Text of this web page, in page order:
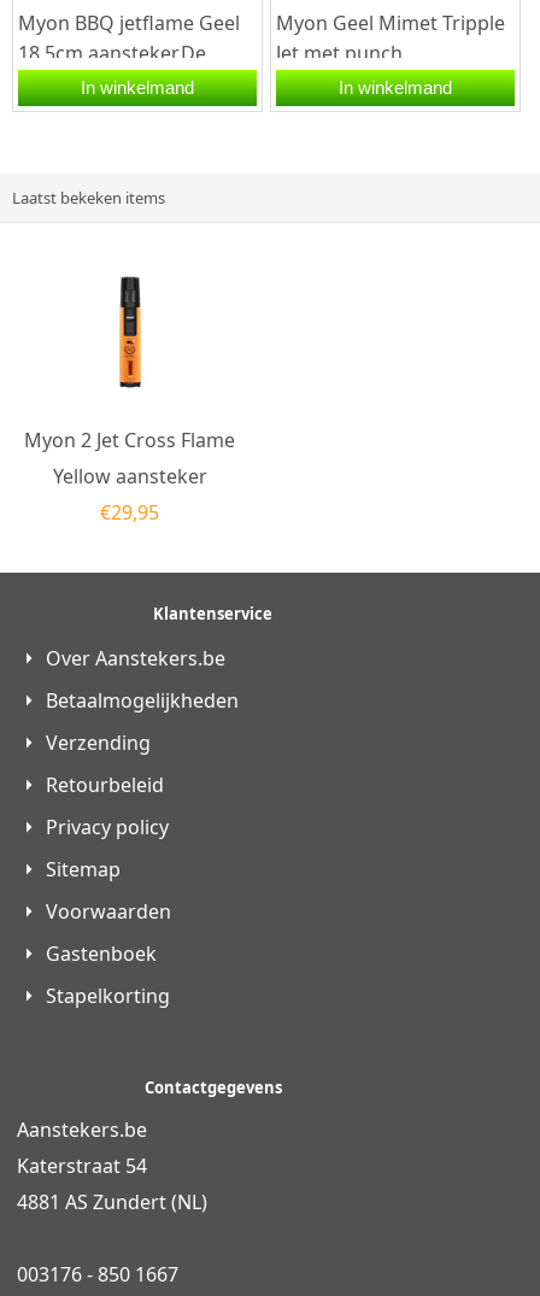
Myon BBQ jetflame Geel
18,5cm aansteker.De
Myon BBQ jetflame Geel
18,5cm aansteker is geel...
In winkelmand
Myon Geel Mimet Tripple
Jet met punch
aansteker.De Myon Geel
Mimet Tripple Jet met
In winkelmand
Laatst bekeken items
Myon 2 Jet Cross Flame
Yellow aansteker
€29,95
Klantenservice
Over Aanstekers.be
Betaalmogelijkheden
Verzending
Retourbeleid
Privacy policy
Sitemap
Voorwaarden
Gastenboek
Stapelkorting
Contactgegevens
Aanstekers.be
Katerstraat 54
4881 AS Zundert (NL)
003176 - 850 1667